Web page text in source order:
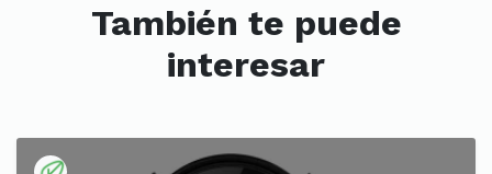
También te puede
interesar